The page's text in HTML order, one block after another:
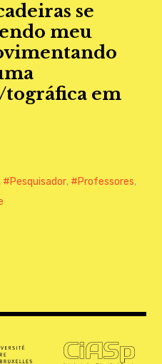
se
meu
em
, Pesquisador, Professores,